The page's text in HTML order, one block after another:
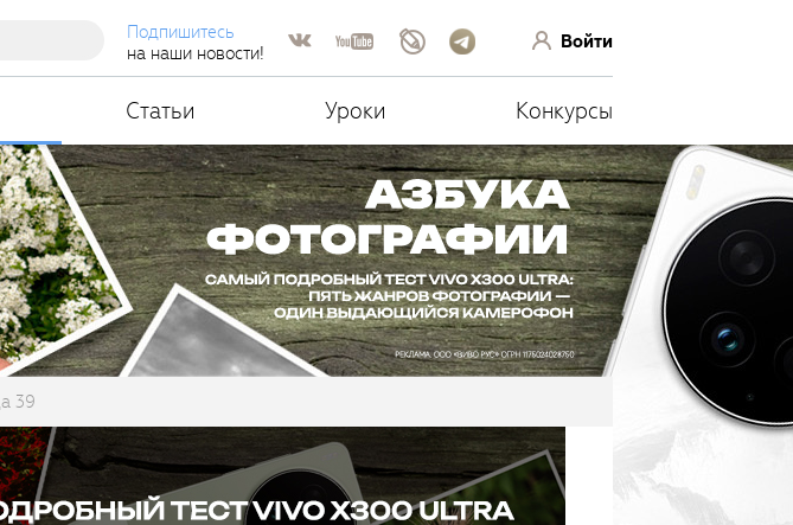
Подпишитесь
на наши новости!
Войти
Статьи Уроки Конкурсы
39